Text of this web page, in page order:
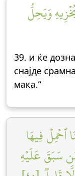
وَيَحِلُّ
39. и ќе
снајде
мака.“
ٱحۡمِلۡ فِيهَا
سَبَقَ عَلَيۡهِ